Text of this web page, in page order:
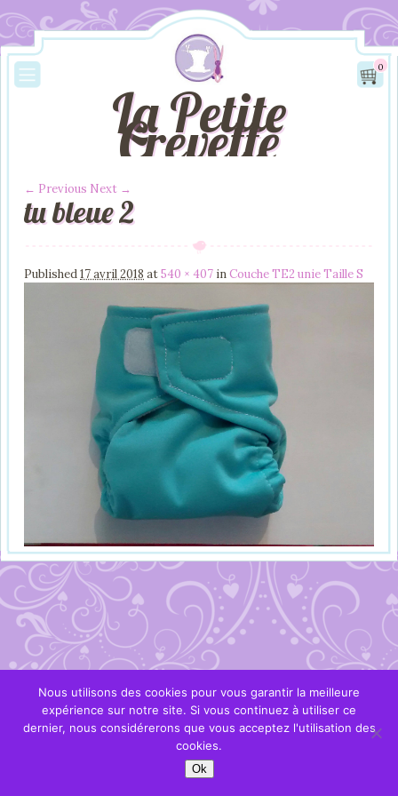
La Petite
Crevette
0
Image navigation
← Previous Next →
tu bleue 2
Published17 avril 2018 at540 × 407 inCouche TE2 unie Taille S
Nous utilisons des cookies pour vous garantir la meilleure
expérience sur notre site. Si vous continuez à utiliser ce
dernier, nous considérerons que vous acceptez l'utilisation des
cookies.
Ok